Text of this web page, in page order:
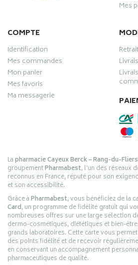
Mes
COMPTE
Identification
Mes commandes
Mon panier
Mes favoris
Ma messagerie
Lapharmacie Cayeux Berck – Rang-du-Fliers
groupementPharmabest, l’un des réseaux
reconnus en France, réputé pour son
et son accessibilité.
Grâce àPharmabest, vous bénéficiez de la
Card, un programme de fidélité gratuit qui
nombreuses offres sur une large sélection
dermo-cosmétiques, diététiques et bien-
grands laboratoires. Cette carte vous
des points fidélité et de recevoir
en conservant un accompagnement
pharmaceutiques de qualité.